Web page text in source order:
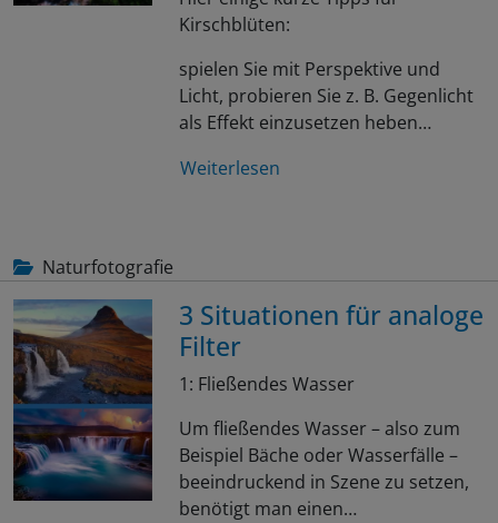
Kirschblüten:
spielen Sie mit Perspektive und
Licht, probieren Sie z. B. Gegenlicht
als Effekt einzusetzen heben…
Weiterlesen
Naturfotografie
3 Situationen für analoge
Filter
1: Fließendes Wasser
Um fließendes Wasser – also zum
Beispiel Bäche oder Wasserfälle –
beeindruckend in Szene zu setzen,
benötigt man einen…